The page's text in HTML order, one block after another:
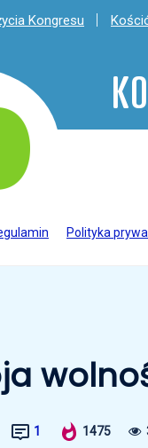
Kongresu
Polityka
1 1475